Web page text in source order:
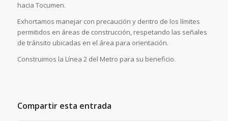
hacia Tocumen.
Exhortamos manejar con precaución y dentro de los límites
permitidos en áreas de construcción, respetando las señales
de tránsito ubicadas en el área para orientación.
Construimos la Línea 2 del Metro para su beneficio.
Compartir esta entrada